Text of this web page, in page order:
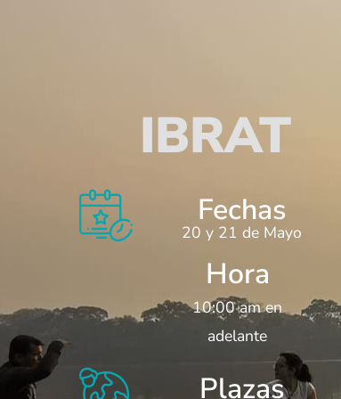
IBRAT
Fechas
20 y 21 de Mayo
Hora
10:00 am en
adelante
Plazas